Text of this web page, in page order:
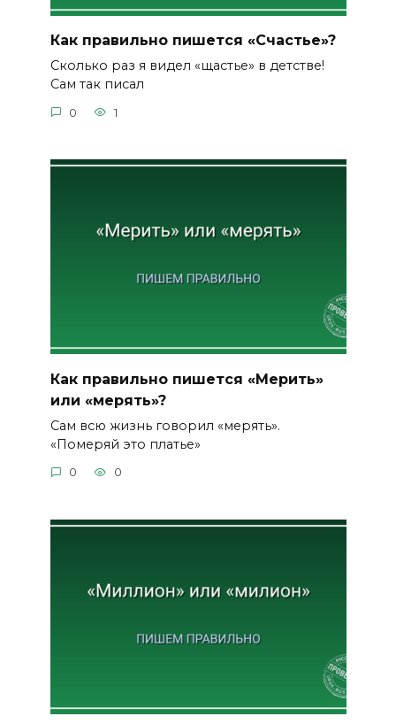
Как правильно пишется «Счастье»?
Сколько раз я видел «щастье» в детстве!
Сам так писал
0 1
Как правильно пишется «Мерить»
или «мерять»?
Сам всю жизнь говорил «мерять».
«Померяй это платье»
0 0